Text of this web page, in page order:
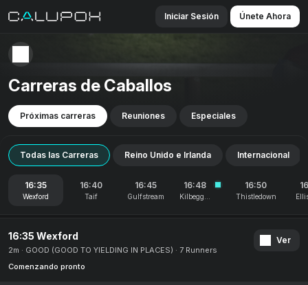
Iniciar Sesión Únete Ahora
Carreras de Caballos
Próximas carreras Reuniones Especiales
Todas las Carreras Reino Unido e Irlanda Internacional
16:35
Wexford
16:40
Taif
16:45
Gulfstream
16:48
Kilbeggan
16:50
Thistledown
16:35 Wexford
2m GOOD (GOOD TO YIELDING IN PLACES) 7 Runners
Ver
Comenzando pronto